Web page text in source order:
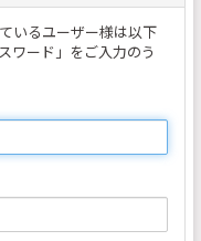
いるユーザー様は以下
ワード」をご入力のう